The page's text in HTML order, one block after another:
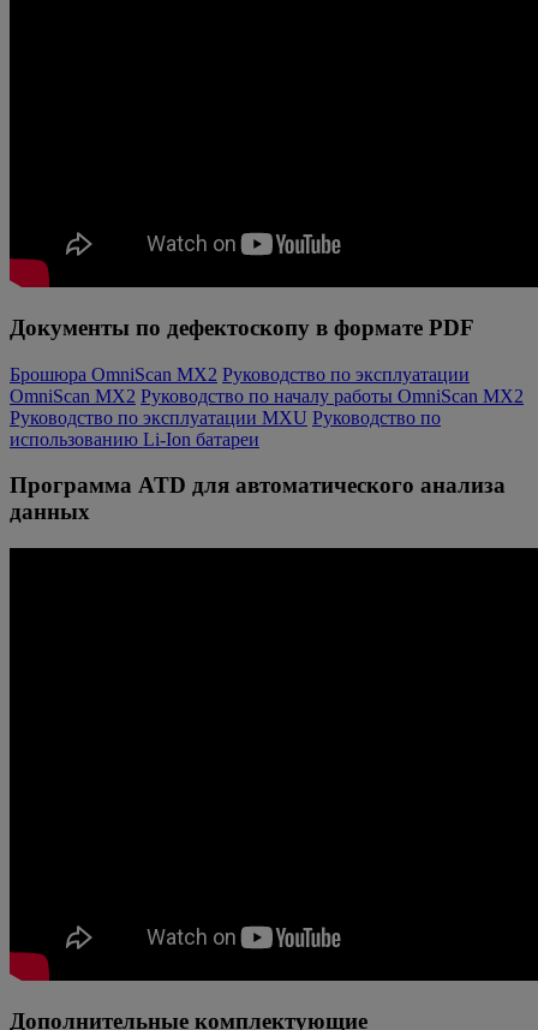
Документы по дефектоскопу в формате PDF
Брошюра OmniScan MX2 Руководство по эксплуатации
OmniScan MX2 Руководство по началу работы OmniScan MX2
Руководство по эксплуатации MXU Руководство по
использованию Li-Ion батареи
Программа ATD для автоматического анализа
данных
Дополнительные комплектующие